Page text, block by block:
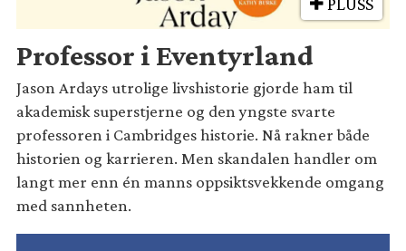
Professor i Eventyrland
Jason Ardays utrolige livshistorie gjorde ham til
akademisk superstjerne og den yngste svarte
professoren i Cambridges historie. Nå rakner både
historien og karrieren. Men skandalen handler om
langt mer enn én manns oppsiktsvekkende omgang
med sannheten.